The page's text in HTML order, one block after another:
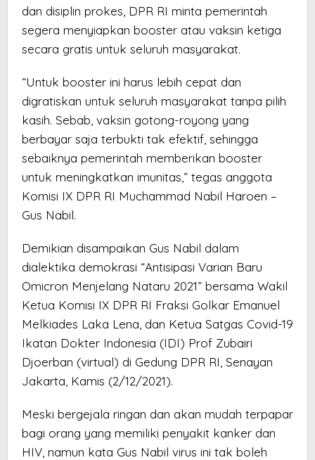
dan disiplin prokes, DPR RI minta pemerintah
segera menyiapkan booster atau vaksin ketiga
secara gratis untuk seluruh masyarakat.
“Untuk booster ini harus lebih cepat dan
digratiskan untuk seluruh masyarakat tanpa pilih
kasih. Sebab, vaksin gotong-royong yang
berbayar saja terbukti tak efektif, sehingga
sebaiknya pemerintah memberikan booster
untuk meningkatkan imunitas,” tegas anggota
Komisi IX DPR RI Muchammad Nabil Haroen –
Gus Nabil.
Demikian disampaikan Gus Nabil dalam
dialektika demokrasi “Antisipasi Varian Baru
Omicron Menjelang Nataru 2021” bersama Wakil
Ketua Komisi IX DPR RI Fraksi Golkar Emanuel
Melkiades Laka Lena, dan Ketua Satgas Covid-19
Ikatan Dokter Indonesia (IDI) Prof Zubairi
Djoerban (virtual) di Gedung DPR RI, Senayan
Jakarta, Kamis (2/12/2021).
Meski bergejala ringan dan akan mudah terpapar
bagi orang yang memiliki penyakit kanker dan
HIV, namun kata Gus Nabil virus ini tak boleh